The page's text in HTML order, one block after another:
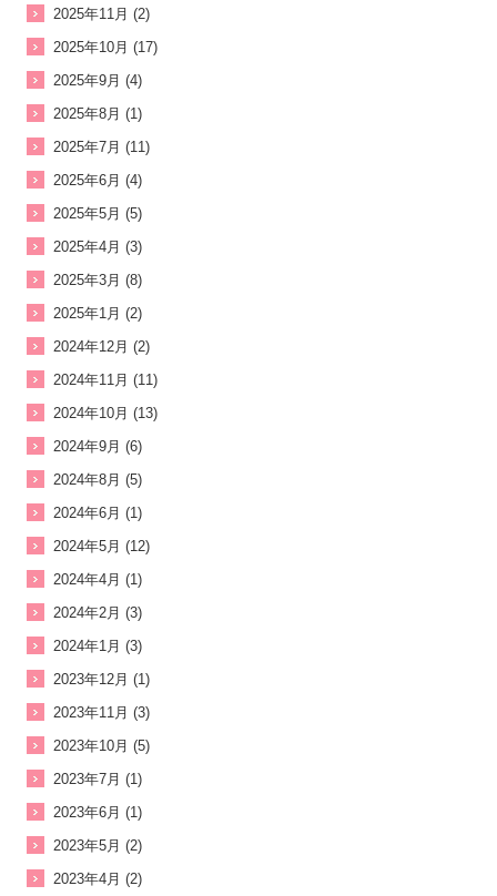
2025年11月 (2)
2025年10月 (17)
2025年9月 (4)
2025年8月 (1)
2025年7月 (11)
2025年6月 (4)
2025年5月 (5)
2025年4月 (3)
2025年3月 (8)
2025年1月 (2)
2024年12月 (2)
2024年11月 (11)
2024年10月 (13)
2024年9月 (6)
2024年8月 (5)
2024年6月 (1)
2024年5月 (12)
2024年4月 (1)
2024年2月 (3)
2024年1月 (3)
2023年12月 (1)
2023年11月 (3)
2023年10月 (5)
2023年7月 (1)
2023年6月 (1)
2023年5月 (2)
2023年4月 (2)